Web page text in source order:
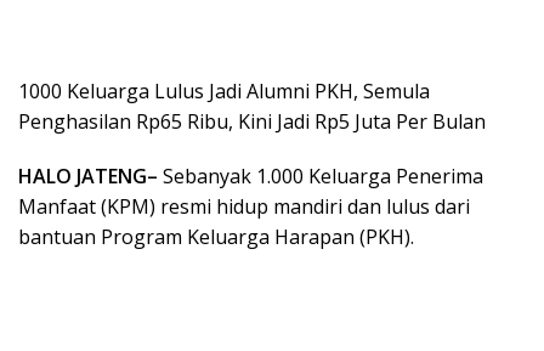
1000 Keluarga Lulus Jadi Alumni PKH, Semula
Penghasilan Rp65 Ribu, Kini Jadi Rp5 Juta Per Bulan
HALO JATENG– Sebanyak 1.000 Keluarga Penerima
Manfaat (KPM) resmi hidup mandiri dan lulus dari
bantuan Program Keluarga Harapan (PKH).